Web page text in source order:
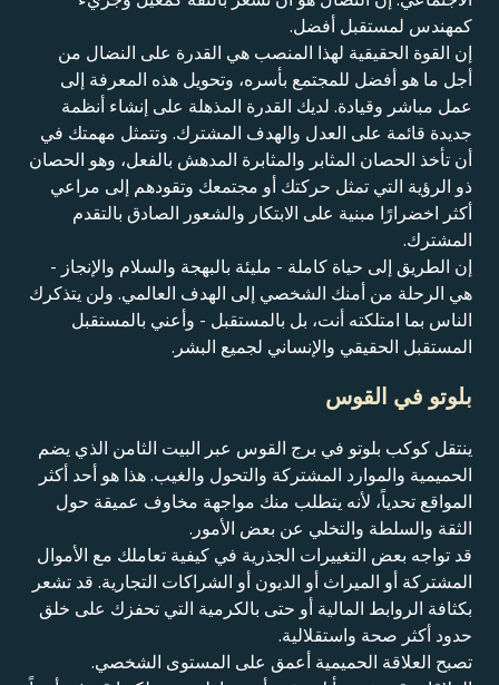
كمهندس لمستقبل أفضل.
إن القوة الحقيقية لهذا المنصب هي القدرة على النضال من
أجل ما هو أفضل للمجتمع بأسره، وتحويل هذه المعرفة إلى
عمل مباشر وقيادة. لديك القدرة المذهلة على إنشاء أنظمة
جديدة قائمة على العدل والهدف المشترك. وتتمثل مهمتك في
أن تأخذ الحصان المثابر والمثابرة المدهش بالفعل، وهو الحصان
ذو الرؤية التي تمثل حركتك أو مجتمعك وتقودهم إلى مراعي
أكثر اخضرارًا مبنية على الابتكار والشعور الصادق بالتقدم
المشترك.
إن الطريق إلى حياة كاملة - مليئة بالبهجة والسلام والإنجاز -
هي الرحلة من أمنك الشخصي إلى الهدف العالمي. ولن يتذكرك
الناس بما امتلكته أنت، بل بالمستقبل - وأعني بالمستقبل
المستقبل الحقيقي والإنساني لجميع البشر.
بلوتو في القوس
ينتقل كوكب بلوتو في برج القوس عبر البيت الثامن الذي يضم
الحميمية والموارد المشتركة والتحول والغيب. هذا هو أحد أكثر
المواقع تحدياً، لأنه يتطلب منك مواجهة مخاوف عميقة حول
الثقة والسلطة والتخلي عن بعض الأمور.
قد تواجه بعض التغييرات الجذرية في كيفية تعاملك مع الأموال
المشتركة أو الميراث أو الديون أو الشراكات التجارية. قد تشعر
بكثافة الروابط المالية أو حتى بالكرمية التي تحفزك على خلق
حدود أكثر صحة واستقلالية.
تصبح العلاقة الحميمية أعمق على المستوى الشخصي.